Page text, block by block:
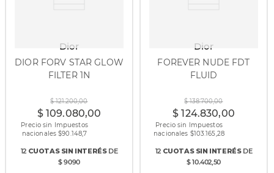
Dior
DIOR FORV STAR GLOW
FILTER 1N
$ 121.200,00
$ 109.080,00
Precio sin Impuestos
nacionales $90.148,7
12CUOTAS SIN INTERÉSDE
$ 9090
Dior
FOREVER NUDE FDT
FLUID
$ 138.700,00
$ 124.830,00
Precio sin Impuestos
nacionales $103.165,28
12CUOTAS SIN INTERÉSDE
$ 10.402,50